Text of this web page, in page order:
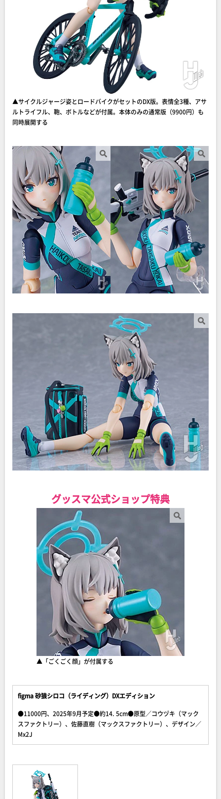
▲サイクルジャージ姿とロードバイクがセットのDX版。表情全3種、アサ
ルトライフル、鞄、ボトルなどが付属。本体のみの通常版（9900円）も
同時展開する
グッスマ公式ショップ特典
▲「ごくごく顔」が付属する
figma 砂狼シロコ（ライディング）DXエディション
●11000円、2025年9月予定●約14. 5cm●原型／コウヅキ（マック
スファクトリー）、佐藤直樹（マックスファクトリー）、デザイン／
Mx2J